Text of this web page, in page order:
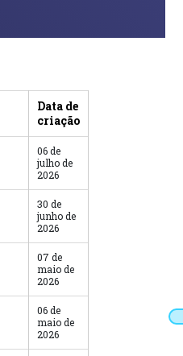
Data de
criação
06 de
julho de
2026
30 de
junho de
2026
07 de
maio de
2026
06 de
maio de
2026